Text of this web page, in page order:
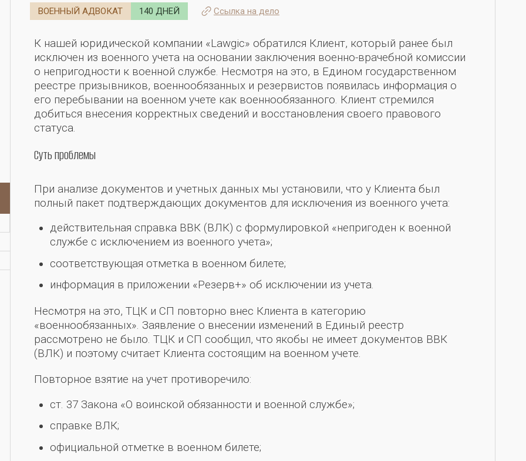
ВОЕННЫЙ АДВОКАТ 140 ДНЕЙ Ссылка на дело
К нашей юридической компании «Lawgic» обратился Клиент, который ранее был
исключен из военного учета на основании заключения военно-врачебной комиссии
о непригодности к военной службе. Несмотря на это, в Едином государственном
реестре призывников, военнообязанных и резервистов появилась информация о
его перебывании на военном учете как военнообязанного. Клиент стремился
добиться внесения корректных сведений и восстановления своего правового
статуса.
Суть проблемы
При анализе документов и учетных данных мы установили, что у Клиента был
полный пакет подтверждающих документов для исключения из военного учета:
действительная справка ВВК (ВЛК) с формулировкой «непригоден к военной
службе с исключением из военного учета»;
соответствующая отметка в военном билете;
информация в приложении «Резерв+» об исключении из учета.
Несмотря на это, ТЦК и СП повторно внес Клиента в категорию
«военнообязанных». Заявление о внесении изменений в Единый реестр
рассмотрено не было. ТЦК и СП сообщил, что якобы не имеет документов ВВК
(ВЛК) и поэтому считает Клиента состоящим на военном учете.
Повторное взятие на учет противоречило:
ст. 37 Закона «О воинской обязанности и военной службе»;
справке ВЛК;
официальной отметке в военном билете;